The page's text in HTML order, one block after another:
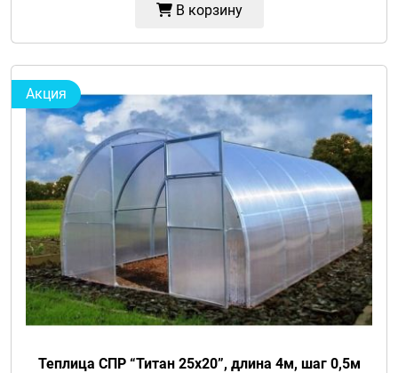
В корзину
Акция
Теплица СПР “Титан 25х20”, длина 4м, шаг 0,5м